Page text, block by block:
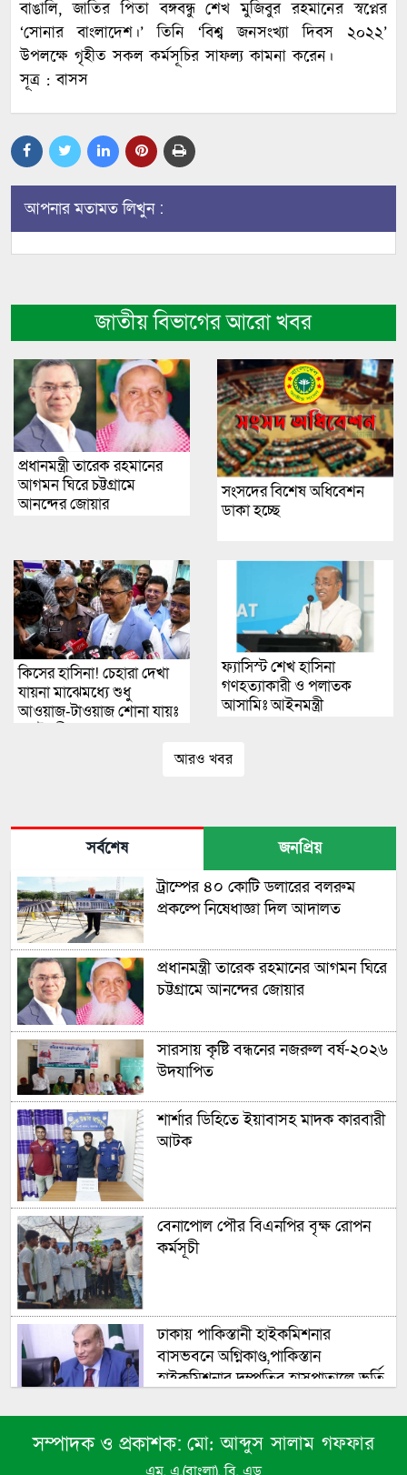
বাঙালি, জাতির পিতা বঙ্গবন্ধু শেখ মুজিবুর রহমানের স্বপ্নের
‘সোনার বাংলাদেশ।’ তিনি ‘বিশ্ব জনসংখ্যা দিবস ২০২২’
উপলক্ষে গৃহীত সকল কর্মসূচির সাফল্য কামনা করেন।
সূত্র : বাসস
আপনার মতামত লিখুন :
জাতীয় বিভাগের আরো খবর
প্রধানমন্ত্রী তারেক রহমানের
আগমন ঘিরে চট্টগ্রামে
আনন্দের জোয়ার
সংসদের বিশেষ অধিবেশন
ডাকা হচ্ছে
কিসের হাসিনা! চেহারা দেখা
যায়না মাঝেমধ্যে শুধু
আওয়াজ-টাওয়াজ শোনা যায়ঃ
ফ্যাসিস্ট শেখ হাসিনা
গণহত্যাকারী ও পলাতক
আসামিঃ আইনমন্ত্রী
আরও খবর
সর্বশেষ জনপ্রিয়
ট্রাম্পের ৪০ কোটি ডলারের বলরুম
প্রকল্পে নিষেধাজ্ঞা দিল আদালত
প্রধানমন্ত্রী তারেক রহমানের আগমন ঘিরে
চট্টগ্রামে আনন্দের জোয়ার
সারসায় কৃষ্টি বন্ধনের নজরুল বর্ষ-২০২৬
উদযাপিত
শার্শার ডিহিতে ইয়াবাসহ মাদক কারবারী
আটক
বেনাপোল পৌর বিএনপির বৃক্ষ রোপন
কর্মসূচী
ঢাকায় পাকিস্তানী হাইকমিশনার
বাসভবনে অগ্নিকাণ্ড,পাকিস্তান
হাইকমিশনার দম্পতির হাসপাতালে ভর্তি
সংসদের বিশেষ অধিবেশন ডাকা হচ্ছে
সম্পাদক ও প্রকাশক: মো: আব্দুস সালাম গফফার